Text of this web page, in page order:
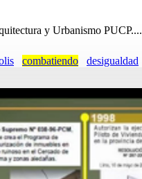
y Urbanismo PUCP....
combatiendo desigualdad